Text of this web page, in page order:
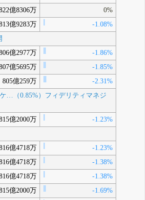
億8306万
0%
億9283万
-1.08%
億2977万
-1.86%
億5695万
-1.85%
805億259万
-2.31%
…（0.85%） フィデリティマネジ
億2000万
-1.23%
億4718万
-1.23%
億4718万
-1.38%
億4718万
-1.38%
億2000万
-1.69%